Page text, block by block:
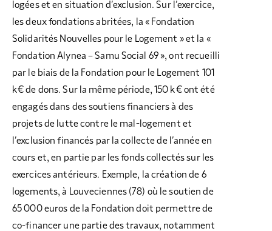
logées et en situation d’exclusion. Sur l’exercice,
les deux fondations abritées, la « Fondation
Solidarités Nouvelles pour le Logement » et la «
Fondation Alynea – Samu Social 69 », ont recueilli
par le biais de la Fondation pour le Logement 101
k€ de dons. Sur la même période, 150 k€ ont été
engagés dans des soutiens financiers à des
projets de lutte contre le mal-logement et
l’exclusion financés par la collecte de l’année en
cours et, en partie par les fonds collectés sur les
exercices antérieurs. Exemple, la création de 6
logements, à Louveciennes (78) où le soutien de
65 000 euros de la Fondation doit permettre de
co-financer une partie des travaux, notamment